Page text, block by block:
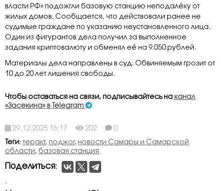
власти РФ» подожгли базовую станцию неподалёку от
жилых домов. Сообщается, что действовали ранее не
судимые граждане по указанию неустановленного лица.
Один из фигурантов дела получил за выполненное
задания криптовалюту и обменял её на 9 050 рублей.
Материалы дела направлены в суд. Обвиняемым грозит от
10 до 20 лет лишения свободы.
Чтобы оставаться на связи, подписывайтесь на канал
«Засекина» в Telegram
29.12.2025 16:17 202 0
Теги: теракт, поджог, новости Самары и Самарской
области, базовая станция
Поделиться :
.